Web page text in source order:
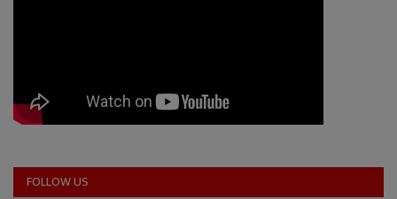
FOLLOW US